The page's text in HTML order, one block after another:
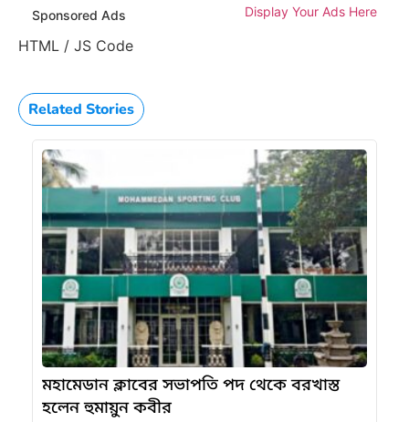
Sponsored Ads Display Your Ads Here
HTML / JS Code
Related Stories
মহামেডান ক্লাবের সভাপতি পদ থেকে বরখাস্ত
হলেন হুমায়ুন কবীর